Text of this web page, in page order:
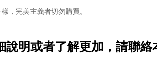
，完美主義者切勿購買。
明或者了解更加，請聯絡